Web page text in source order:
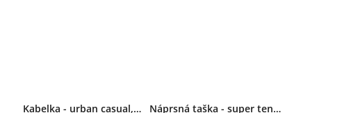
Kabelka - urban casual,
Náprsná taška - super tenká